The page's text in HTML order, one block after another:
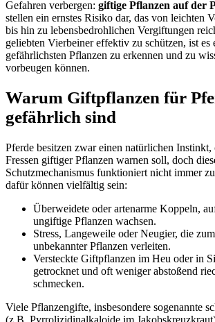
Gefahren verbergen: giftige Pflanzen auf der
stellen ein ernstes Risiko dar, das von leichten
bis hin zu lebensbedrohlichen Vergiftungen
geliebten Vierbeiner effektiv zu schützen, ist es
gefährlichsten Pflanzen zu erkennen und zu
vorbeugen können.
Warum Giftpflanzen für
gefährlich sind
Pferde besitzen zwar einen natürlichen Instinkt,
Fressen giftiger Pflanzen warnen soll, doch
Schutzmechanismus funktioniert nicht immer
dafür können vielfältig sein:
Überweidete oder artenarme Koppeln,
ungiftige Pflanzen wachsen.
Stress, Langeweile oder Neugier, die
unbekannter Pflanzen verleiten.
Versteckte Giftpflanzen im Heu oder in
getrocknet und oft weniger abstoßend
schmecken.
Viele Pflanzengifte, insbesondere sogenannte